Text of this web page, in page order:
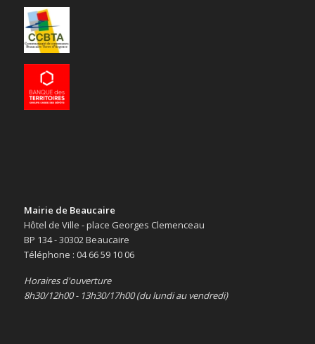
Mairie de Beaucaire
Hôtel de Ville - place Georges Clemenceau
BP 134 - 30302 Beaucaire
Téléphone : 04 66 59 10 06
Horaires d'ouverture
8h30/12h00 - 13h30/17h00 (du lundi au vendredi)